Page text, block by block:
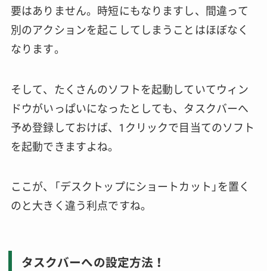
要はありません。時短にもなりますし、間違って
別のアクションを起こしてしまうことはほぼなく
なります。
そして、たくさんのソフトを起動していてウィン
ドウがいっぱいになったとしても、タスクバーへ
予め登録しておけば、1クリックで目当てのソフト
を起動できますよね。
ここが、「デスクトップにショートカット」を置く
のと大きく違う利点ですね。
タスクバーへの設定方法！